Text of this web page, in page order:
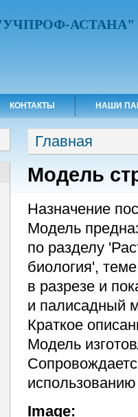
АСТАНА"
КОНТАКТЫ НАШИ
Вы здесь
Главная
Модель
Назначение
Модель
по разделу
биология',
в разрезе и
и палисадный
Краткое
Модель
Image: